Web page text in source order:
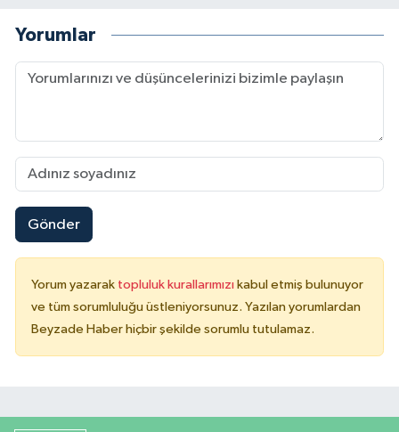
Yorumlar
Gönder
Yorum yazarak topluluk kurallarımızı kabul etmiş bulunuyor
ve tüm sorumluluğu üstleniyorsunuz. Yazılan yorumlardan
Beyzade Haber hiçbir şekilde sorumlu tutulamaz.